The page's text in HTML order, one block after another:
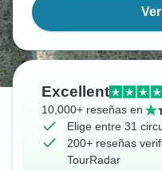
Excellent
10,000+ reseñas en
Elige entre 31
200+ reseñas
TourRadar